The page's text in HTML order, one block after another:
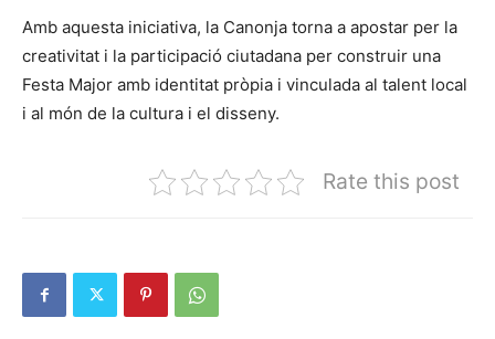
Amb aquesta iniciativa, la Canonja torna a apostar per la
creativitat i la participació ciutadana per construir una
Festa Major amb identitat pròpia i vinculada al talent local
i al món de la cultura i el disseny.
Rate this post